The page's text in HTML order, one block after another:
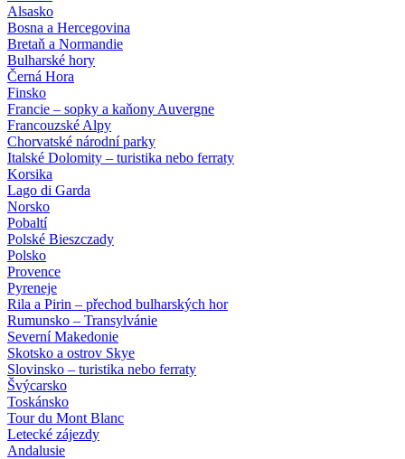
Alsasko
Bosna a Hercegovina
Bretaň a Normandie
Bulharské hory
Černá Hora
Finsko
Francie – sopky a kaňony Auvergne
Francouzské Alpy
Chorvatské národní parky
Italské Dolomity – turistika nebo ferraty
Korsika
Lago di Garda
Norsko
Pobaltí
Polské Bieszczady
Polsko
Provence
Pyreneje
Rila a Pirin – přechod bulharských hor
Rumunsko – Transylvánie
Severní Makedonie
Skotsko a ostrov Skye
Slovinsko – turistika nebo ferraty
Švýcarsko
Toskánsko
Tour du Mont Blanc
Letecké zájezdy
Andalusie